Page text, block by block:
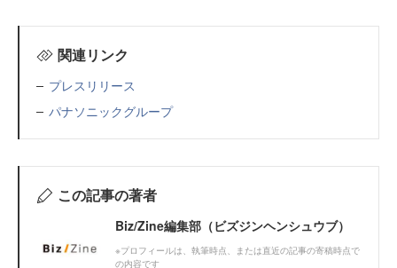
関連リンク
プレスリリース
パナソニックグループ
この記事の著者
Biz/Zine編集部（ビズジンヘンシュウブ）
※プロフィールは、執筆時点、または直近の記事の寄稿時点で
の内容です